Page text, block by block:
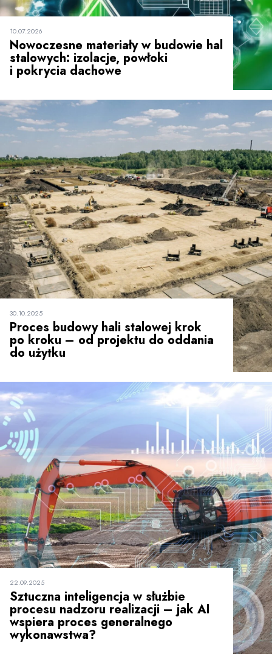
10.07.2026
Nowoczesne materiały w budowie hal
stalowych: izolacje, powłoki
i pokrycia dachowe
30.10.2025
Proces budowy hali stalowej krok
po kroku – od projektu do oddania
do użytku
22.09.2025
Sztuczna inteligencja w służbie
procesu nadzoru realizacji – jak AI
wspiera proces generalnego
wykonawstwa?